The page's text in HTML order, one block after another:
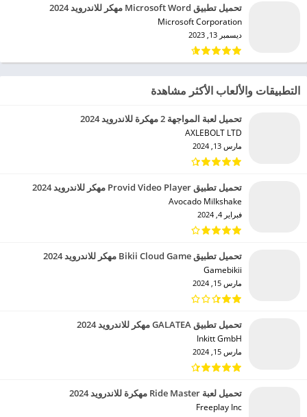
تحميل تطبيق Microsoft Word مهكر للاندرويد 2024
Microsoft Corporation‏
ديسمبر 13, 2023
التطبيقات والألعاب الأكثر مشاهدة
تحميل لعبة المواجهة 2 مهكرة للاندرويد 2024
AXLEBOLT LTD‏
مارس 13, 2024
تحميل تطبيق Provid Video Player مهكر للاندرويد 2024
Avocado Milkshake‏
فبراير 4, 2024
تحميل تطبيق Bikii Cloud Game مهكر للاندرويد 2024
Gamebikii‏
مارس 15, 2024
تحميل تطبيق GALATEA مهكر للاندرويد 2024
Inkitt GmbH‏
مارس 15, 2024
تحميل لعبة Ride Master مهكرة للاندرويد 2024
Freeplay Inc‏